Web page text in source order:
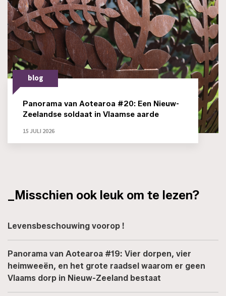
blog
Panorama van Aotearoa #20: Een Nieuw-
Zeelandse soldaat in Vlaamse aarde
15 JULI 2026
_Misschien ook leuk om te lezen?
Levensbeschouwing voorop !
Panorama van Aotearoa #19: Vier dorpen, vier
heimweeën, en het grote raadsel waarom er geen
Vlaams dorp in Nieuw-Zeeland bestaat